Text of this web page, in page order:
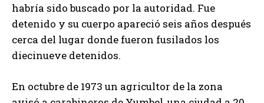
habría sido buscado por la autoridad. Fue
detenido y su cuerpo apareció seis años después
cerca del lugar donde fueron fusilados los
diecinueve detenidos.
En octubre de 1973 un agricultor de la zona